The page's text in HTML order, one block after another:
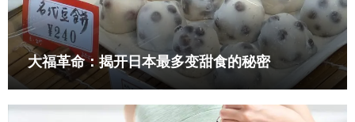
大福革命：揭开日本最多变甜食的秘密